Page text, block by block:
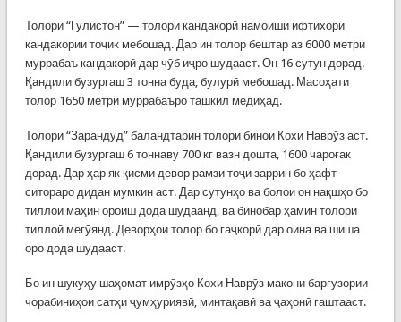
Толори “Гулистон” — толори кандакорӣ намоиши ифтихори
кандакории тоҷик мебошад. Дар ин толор бештар аз 6000 метри
муррабаъ кандакорӣ дар чӯб иҷро шудааст. Он 16 сутун дорад.
Қандили бузургаш 3 тонна буда, булурӣ мебошад. Масоҳати
толор 1650 метри муррабаъро ташкил медиҳад.
Толори “Зарандуд” баландтарин толори бинои Кохи Наврӯз аст.
Қандили бузургаш 6 тоннаву 700 кг вазн дошта, 1600 чароғак
дорад. Дар ҳар як қисми девор рамзи тоҷи заррин бо ҳафт
ситораро дидан мумкин аст. Дар сутунҳо ва болои он нақшҳо бо
тиллои маҳин ороиш дода шудаанд, ва бинобар ҳамин толори
тиллоӣ мегӯянд. Деворҳои толор бо гаҷкорӣ дар оина ва шиша
оро дода шудааст.
Бо ин шукуҳу шаҳомат имрӯзҳо Кохи Наврӯз макони баргузории
чорабиниҳои сатҳи ҷумҳуриявӣ, минтақавӣ ва ҷаҳонӣ гаштааст.